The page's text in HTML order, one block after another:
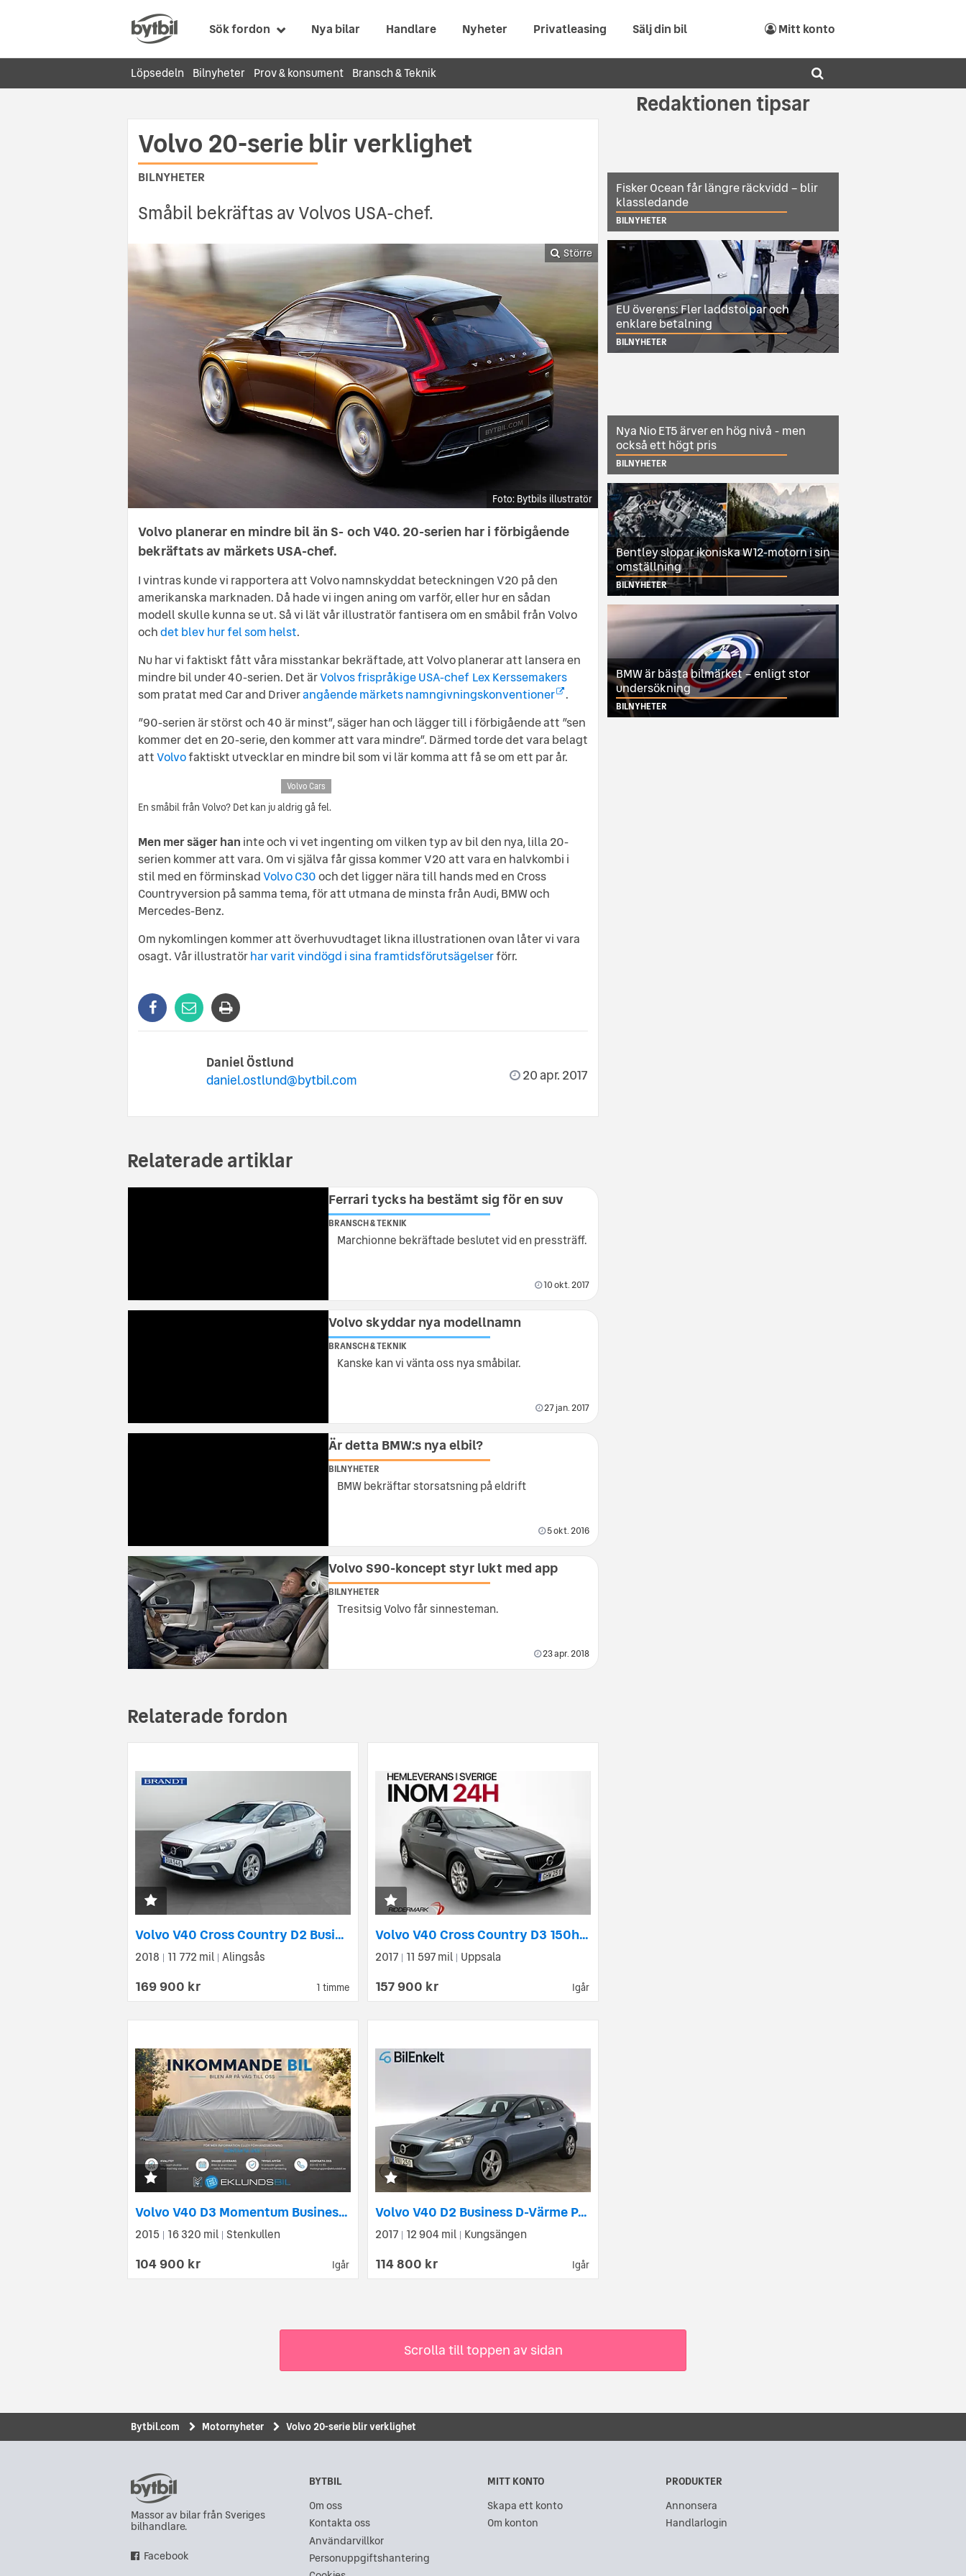
Sök fordon Nya bilar Handlare Nyheter Privatleasing Sälj din bil Mitt konto
Löpsedeln Bilnyheter Prov & konsument Bransch & Teknik
Redaktionen tipsar
Volvo 20-serie blir verklighet
BILNYHETER
Småbil bekräftas av Volvos USA-chef.
Större
Bytbils illustratör
Volvo planerar en mindre bil än S- och V40. 20-serien har i förbigående
bekräftats av märkets USA-chef.
I vintras kunde vi rapportera att Volvo namnskyddat beteckningen V20 på den
amerikanska marknaden. Då hade vi ingen aning om varför, eller hur en sådan
modell skulle kunna se ut. Så vi lät vår illustratör fantisera om en småbil från Volvo
ochdet blev hur fel som helst.
Nu har vi faktiskt fått våra misstankar bekräftade, att Volvo planerar att lansera en
mindre bil under 40-serien. Det ärVolvos frispråkige USA-chef Lex Kerssemakers
som pratat med Car and Driverangående märkets namngivningskonventioner
.
”90-serien är störst och 40 är minst”, säger han och lägger till i förbigående att ”sen
kommer det en 20-serie, den kommer att vara mindre”. Därmed torde det vara belagt
attVolvofaktiskt utvecklar en mindre bil som vi lär komma att få se om ett par år.
Volvo Cars
En småbil från Volvo? Det kan ju aldrig gå fel.
Men mer säger han inte och vi vet ingenting om vilken typ av bil den nya, lilla 20-
serien kommer att vara. Om vi själva får gissa kommer V20 att vara en halvkombi i
stil med en förminskadVolvo C30och det ligger nära till hands med en Cross
Countryversion på samma tema, för att utmana de minsta från Audi, BMW och
Mercedes-Benz.
Om nykomlingen kommer att överhuvudtaget likna illustrationen ovan låter vi vara
osagt. Vår illustratörhar varit vindögd i sina framtidsförutsägelserförr.
Daniel Östlund
daniel.ostlund@bytbil.com
20 apr. 2017
Relaterade artiklar
Ferrari tycks ha bestämt sig för en suv
BRANSCH & TEKNIK
Marchionne bekräftade beslutet vid en pressträff.
10 okt. 2017
Volvo skyddar nya modellnamn
BRANSCH & TEKNIK
Kanske kan vi vänta oss nya småbilar.
27 jan. 2017
Är detta BMW:s nya elbil?
BILNYHETER
BMW bekräftar storsatsning på eldrift
5 okt. 2016
Volvo S90-koncept styr lukt med app
BILNYHETER
Tresitsig Volvo får sinnesteman.
23 apr. 2018
Relaterade fordon
1 timme
Volvo V40 Cross Country D2 Business II
2018 11 772 mil Alingsås
169 900 kr Igår
Volvo V40 Cross Country D3 150hk Advanced D-Värm P-sensorer
2017 | 11 597 mil | Uppsala
157 900 kr
Igår
Volvo V40 D3 Momentum Business Edition Pro Navi Drag Värmare
2015 16 320 mil Stenkullen
104 900 kr Igår
Volvo V40 D2 Business D-Värme P-Sensorer Bluetooth
2017 | 12 904 mil | Kungsängen
114 800 kr
Fisker Ocean får längre räckvidd – blir
klassledande
BILNYHETER
EU överens: Fler laddstolpar och
enklare betalning
BILNYHETER
Nya Nio ET5 ärver en hög nivå - men
också ett högt pris
BILNYHETER
Bentley slopar ikoniska W12-motorn i sin
omställning
BILNYHETER
BMW är bästa bilmärket – enligt stor
undersökning
BILNYHETER
Scrolla till toppen av sidan
Bytbil.com Motornyheter Volvo 20-serie blir verklighet
Massor av bilar från Sveriges
bilhandlare.
Facebook
BYTBIL
Om oss
Kontakta oss
Användarvillkor
Personuppgiftshantering
MITT KONTO
Skapa ett konto
Om konton
PRODUKTER
Annonsera
Handlarlogin